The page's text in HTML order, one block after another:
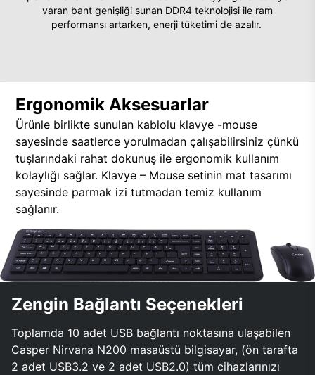
varan bant genişliği sunan DDR4 teknolojisi ile ram
performansı artarken, enerji tüketimi de azalır.
Ergonomik Aksesuarlar
Ürünle birlikte sunulan kablolu klavye -mouse
sayesinde saatlerce yorulmadan çalışabilirsiniz çünkü
tuşlarındaki rahat dokunuş ile ergonomik kullanım
kolaylığı sağlar. Klavye – Mouse setinin mat tasarımı
sayesinde parmak izi tutmadan temiz kullanım
sağlanır.
Zengin Bağlantı Seçenekleri
Toplamda 10 adet USB bağlantı noktasına ulaşabilen
Casper Nirvana N200 masaüstü bilgisayar, (ön tarafta
2 adet USB3.2 ve 2 adet USB2.0) tüm cihazlarınızı